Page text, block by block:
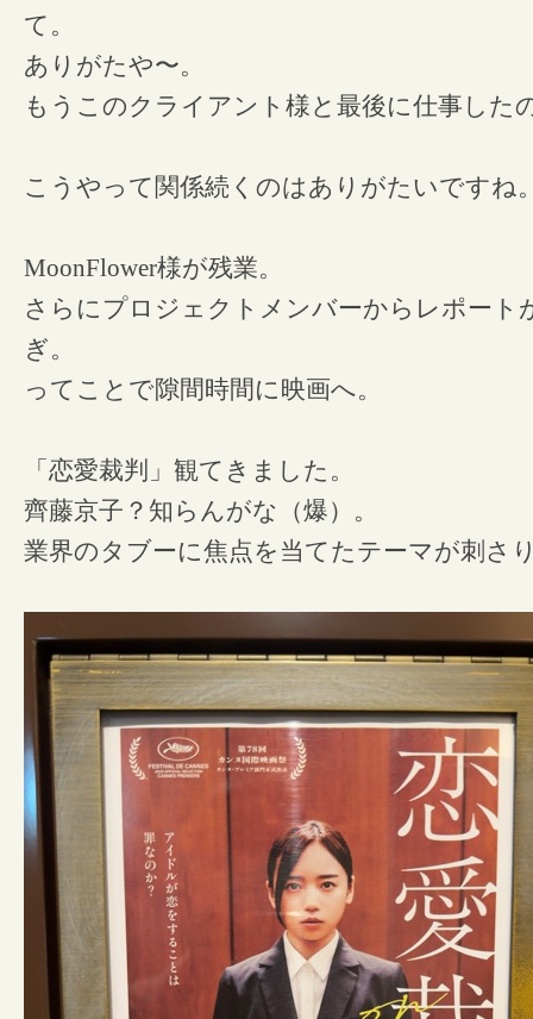
て。
ありがたや〜。
もうこのクライアント様と最後に仕事した
こうやって関係続くのはありがたいですね
MoonFlower様が残業。
さらにプロジェクトメンバーからレポート
ぎ。
ってことで隙間時間に映画へ。
「恋愛裁判」観てきました。
齊藤京子？知らんがな（爆）。
業界のタブーに焦点を当てたテーマが刺さ